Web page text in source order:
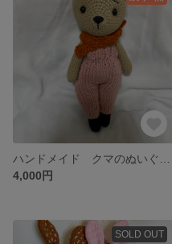
4,000円
SOLD OUT